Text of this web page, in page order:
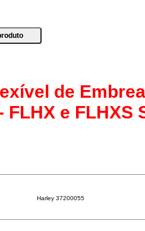
de
e FLHXS
Harley 37200055